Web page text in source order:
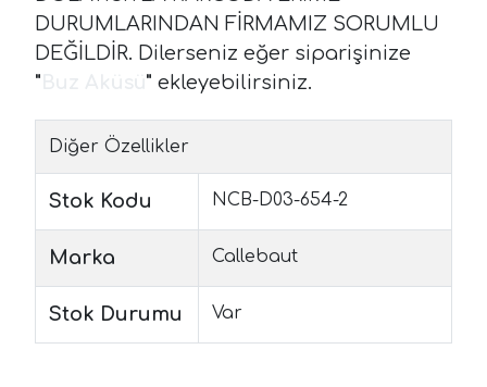
DURUMLARINDAN FİRMAMIZ SORUMLU
DEĞİLDİR. Dilerseniz eğer siparişinize
"
" ekleyebilirsiniz.
Diğer Özellikler
Stok Kodu NCB-D03-654-2
Marka Callebaut
Stok Durumu Var